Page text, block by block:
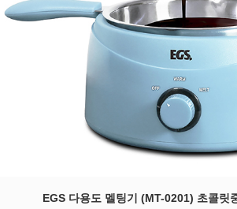
EGS 다용도 멜팅기 (MT-0201) 초콜릿